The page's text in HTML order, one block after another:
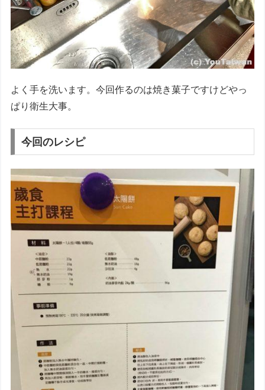
よく手を洗います。今回作るのは焼き菓子ですけどやっ
ぱり衛生大事。
今回のレシピ